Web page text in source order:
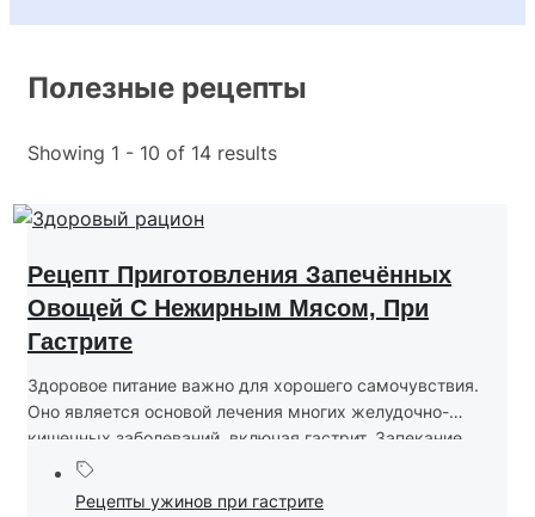
Полезные рецепты
Showing 1 - 10 of 14 results
Рецепт Приготовления Запечённых
Овощей С Нежирным Мясом, При
Гастрите
Здоровое питание важно для хорошего самочувствия.
Оно является основой лечения многих желудочно-
кишечных заболеваний, включая гастрит. Запекание
мяса и овощей помогает...
Рецепты ужинов при гастрите